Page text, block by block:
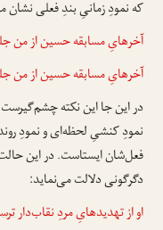
که نمودِ زمانیِ بندِ فعلی
آخرهایِ مسابقه حسین از من
آخرهایِ مسابقه حسین از من
در این جا این نکته
نمودِ کنشیِ لحظه‌ای و نمودِ
فعل‌شان ایستا‌ست. در این
دگرگونی دلالت می‌نماید:
او از تهدیدهایِ مردِ نقاب‌دار